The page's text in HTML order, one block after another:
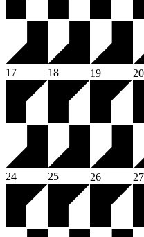
17 18 19 20
24 25 26 27